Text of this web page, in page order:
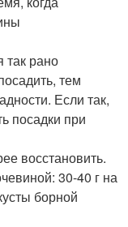
так рано
тем
Если так,
посадки при
восстановить.
30-40 г на
борной